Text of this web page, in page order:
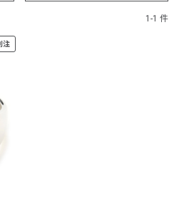
1-1 件
注